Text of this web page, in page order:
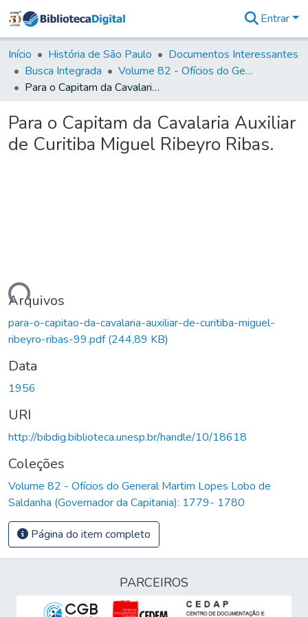
&
Coleções
Tudo na
Biblioteca
Estatísticas
Entrar
Início História de São Paulo
Documentos Interessantes
Busca Integrada
Volume 82 - Ofícios do General Martim Lopes Lobo de Saldanha (Governador da Capitania): 1779- 1780
Para o Capitam da Cavalaria Auxiliar de Curitiba Miguel Ribeyro Ribas.
Para o Capitam da Cavalaria Auxiliar
de Curitiba Miguel Ribeyro Ribas.
Arquivos
para-o-capitao-da-cavalaria-auxiliar-de-curitiba-miguel-
ribeyro-ribas-99.pdf(244,89 KB)
Data
1956
URI
http://bibdig.biblioteca.unesp.br/handle/10/18618
Coleções
Volume 82 - Ofícios do General Martim Lopes Lobo de
Saldanha (Governador da Capitania): 1779- 1780
Página do item completo
PARCEIROS